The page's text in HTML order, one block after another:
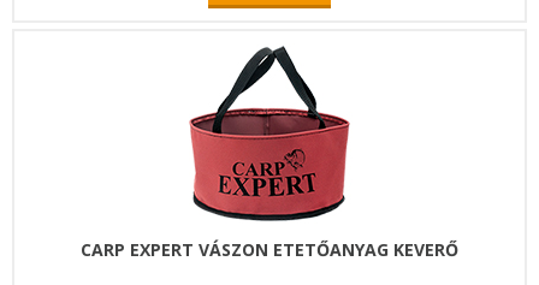
CARP EXPERT VÁSZON ETETŐANYAG KEVERŐ